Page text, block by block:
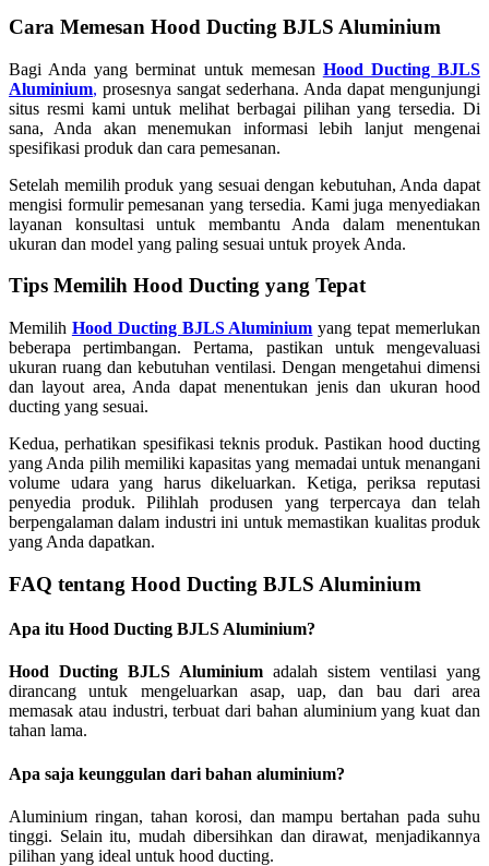
Cara Memesan Hood Ducting BJLS Aluminium
Bagi Anda yang berminat untuk memesan Hood Ducting BJLS
Aluminium, prosesnya sangat sederhana. Anda dapat mengunjungi
situs resmi kami untuk melihat berbagai pilihan yang tersedia. Di
sana, Anda akan menemukan informasi lebih lanjut mengenai
spesifikasi produk dan cara pemesanan.
Setelah memilih produk yang sesuai dengan kebutuhan, Anda dapat
mengisi formulir pemesanan yang tersedia. Kami juga menyediakan
layanan konsultasi untuk membantu Anda dalam menentukan
ukuran dan model yang paling sesuai untuk proyek Anda.
Tips Memilih Hood Ducting yang Tepat
Memilih Hood Ducting BJLS Aluminium yang tepat memerlukan
beberapa pertimbangan. Pertama, pastikan untuk mengevaluasi
ukuran ruang dan kebutuhan ventilasi. Dengan mengetahui dimensi
dan layout area, Anda dapat menentukan jenis dan ukuran hood
ducting yang sesuai.
Kedua, perhatikan spesifikasi teknis produk. Pastikan hood ducting
yang Anda pilih memiliki kapasitas yang memadai untuk menangani
volume udara yang harus dikeluarkan. Ketiga, periksa reputasi
penyedia produk. Pilihlah produsen yang terpercaya dan telah
berpengalaman dalam industri ini untuk memastikan kualitas produk
yang Anda dapatkan.
FAQ tentang Hood Ducting BJLS Aluminium
Apa itu Hood Ducting BJLS Aluminium?
Hood Ducting BJLS Aluminium adalah sistem ventilasi yang
dirancang untuk mengeluarkan asap, uap, dan bau dari area
memasak atau industri, terbuat dari bahan aluminium yang kuat dan
tahan lama.
Apa saja keunggulan dari bahan aluminium?
Aluminium ringan, tahan korosi, dan mampu bertahan pada suhu
tinggi. Selain itu, mudah dibersihkan dan dirawat, menjadikannya
pilihan yang ideal untuk hood ducting.